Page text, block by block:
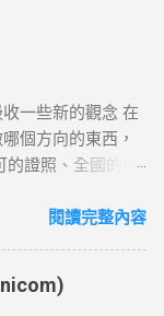
：若查詢成功，
， curl 則返回
Handshake) 目
ACK ，然後 curl
結果 ：若在 --
，則連線失敗並返
如 GET 、 POST
任何所需的數據
將請求發送到伺
若過程中出現網路
一些新的觀念 在
個方向的東西，
的證照、全國的比
就做最小最少，避
* 使用
閱讀完整內容